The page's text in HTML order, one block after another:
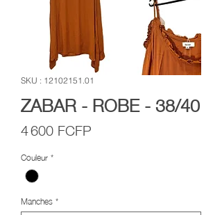
SKU : 12102151.01
ZABAR - ROBE - 38/40
4 600 FCFP
Couleur*
Manches*